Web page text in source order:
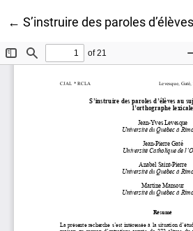
← Return to Article Details
S’instruire des paroles